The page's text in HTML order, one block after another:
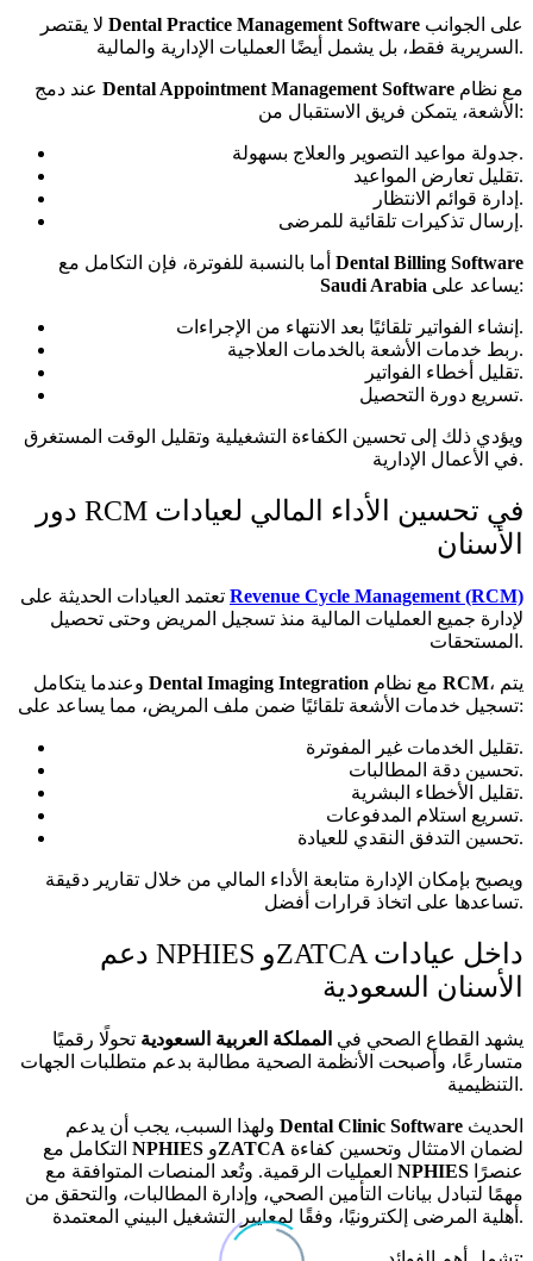
Dental Practice Management Software
السريرية فقط، بل يشمل أيضًا العمليات الإدارية والمالية.
Dental Appointment Management Software
الأشعة، يتمكن فريق الاستقبال من:
جدولة مواعيد التصوير والعلاج بسهولة.
تقليل تعارض المواعيد.
إدارة قوائم الانتظار.
إرسال تذكيرات تلقائية للمرضى.
Dental Billing Software
Saudi Arabia
يساعد على:
إنشاء الفواتير تلقائيًا بعد الانتهاء من الإجراءات.
ربط خدمات الأشعة بالخدمات العلاجية.
تقليل أخطاء الفواتير.
تسريع دورة التحصيل.
ويؤدي ذلك إلى تحسين الكفاءة التشغيلية وتقليل الوقت المستغرق
في الأعمال الإدارية.
دور RCM في تحسين الأداء المالي لعيادات
الأسنان
Revenue Cycle Management (RCM)
لإدارة جميع العمليات المالية منذ تسجيل المريض وحتى تحصيل
المستحقات.
Dental Imaging Integration RCM، يتم
تسجيل خدمات الأشعة تلقائيًا ضمن ملف المريض، مما يساعد على:
تقليل الخدمات غير المفوترة.
تحسين دقة المطالبات.
تقليل الأخطاء البشرية.
تسريع استلام المدفوعات.
تحسين التدفق النقدي للعيادة.
ويصبح بإمكان الإدارة متابعة الأداء المالي من خلال تقارير دقيقة
تساعدها على اتخاذ قرارات أفضل.
دعم NPHIES وZATCA داخل عيادات
الأسنان السعودية
يشهد القطاع الصحي في المملكة العربية السعودية تحولًا رقميًا
متسارعًا، وأصبحت الأنظمة الصحية مطالبة بدعم متطلبات الجهات
التنظيمية.
Dental Clinic Software
NPHIES وZATCA
NPHIES
مهمًا لتبادل بيانات التأمين الصحي، وإدارة المطالبات، والتحقق من
أهلية المرضى إلكترونيًا، وفقًا لمعايير التشغيل البيني المعتمدة.